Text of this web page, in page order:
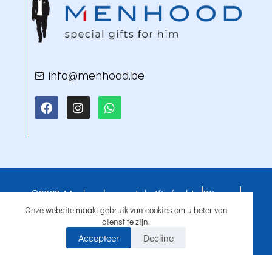
Onze website maakt gebruik van cookies om u beter van
dienst te zijn.
Accepteer Decline
info@menhood.be
@2022 Menhood - special gifts for himSitemap
BE 0719.797.705IBAN: BE57 7390 2907 4335
Design: STARTUPsolutions
Online marketing: Webomarketing